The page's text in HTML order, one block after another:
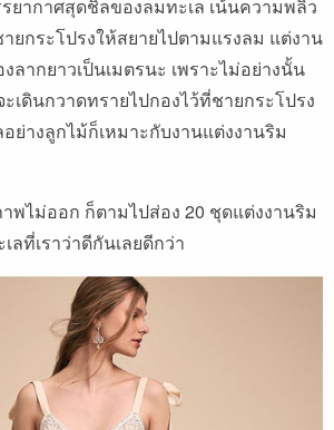
ยากาศสุดชิลของลมทะเล เน้นความพลิ้ว
ยกระโปรงให้สยายไปตามแรงลม แต่งาน
ลากยาวเป็นเมตรนะ เพราะไม่อย่างนั้น
เดินกวาดทรายไปกองไว้ที่ชายกระโปรง
ย่างลูกไม้ก็เหมาะกับงานแต่งงานริม
าพไม่ออก ก็ตามไปส่อง 20 ชุดแต่งงานริม
ลที่เราว่าดีกันเลยดีกว่า